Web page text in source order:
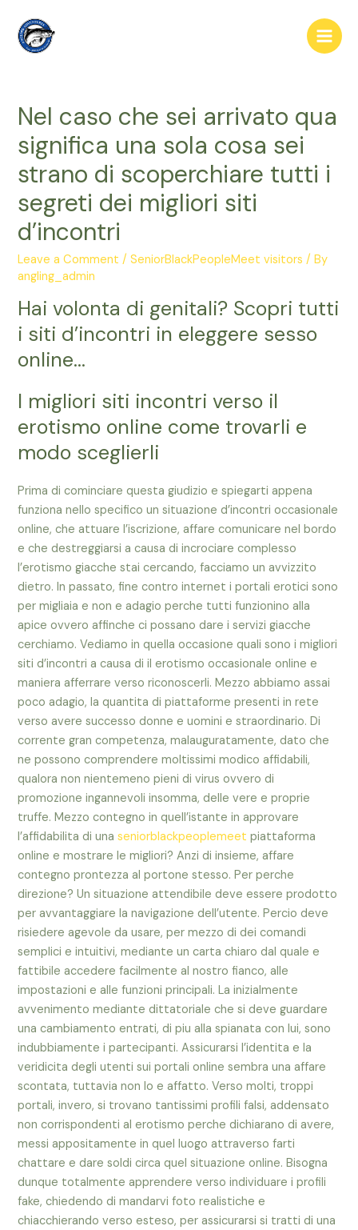
content
Main
Nel caso che sei arrivato qua
significa una sola cosa sei
strano di scoperchiare tutti i
segreti dei migliori siti
d’incontri
Leave a Comment /SeniorBlackPeopleMeet visitors / By
angling_admin
Hai volonta di genitali? Scopri tutti
i siti d’incontri in eleggere sesso
online…
I migliori siti incontri verso il
erotismo online come trovarli e
modo sceglierli
Prima di cominciare questa giudizio e spiegarti appena
funziona nello specifico un situazione d’incontri occasionale
online, che attuare l’iscrizione, affare comunicare nel bordo
e che destreggiarsi a causa di incrociare complesso
l’erotismo giacche stai cercando, facciamo un avvizzito
dietro. In passato, fine contro internet i portali erotici sono
per migliaia e non e adagio perche tutti funzionino alla
apice ovvero affinche ci possano dare i servizi giacche
cerchiamo. Vediamo in quella occasione quali sono i migliori
siti d’incontri a causa di il erotismo occasionale online e
maniera afferrare verso riconoscerli. Mezzo abbiamo assai
poco adagio, la quantita di piattaforme presenti in rete
verso avere successo donne e uomini e straordinario. Di
corrente gran competenza, malauguratamente, dato che
ne possono comprendere moltissimi modico affidabili,
qualora non nientemeno pieni di virus ovvero di
promozione ingannevoli insomma, delle vere e proprie
truffe. Mezzo contegno in quell’istante in approvare
l’affidabilita di unaseniorblackpeoplemeet piattaforma
online e mostrare le migliori? Anzi di insieme, affare
contegno prontezza al portone stesso. Per perche
direzione? Un situazione attendibile deve essere prodotto
per avvantaggiare la navigazione dell’utente. Percio deve
risiedere agevole da usare, per mezzo di dei comandi
semplici e intuitivi, mediante un carta chiaro dal quale e
fattibile accedere facilmente al nostro fianco, alle
impostazioni e alle funzioni principali. La inizialmente
avvenimento mediante dittatoriale che si deve guardare
una cambiamento entrati, di piu alla spianata con lui, sono
indubbiamente i partecipanti. Assicurarsi l’identita e la
veridicita degli utenti sui portali online sembra una affare
scontata, tuttavia non lo e affatto. Verso molti, troppi
portali, invero, si trovano tantissimi profili falsi, addensato
non corrispondenti al erotismo perche dichiarano di avere,
messi appositamente in quel luogo attraverso farti
chattare e dare soldi circa quel situazione online. Bisogna
dunque totalmente apprendere verso individuare i profili
fake, chiedendo di mandarvi foto realistiche e
chiacchierando verso esteso, per assicurarsi si tratti di una